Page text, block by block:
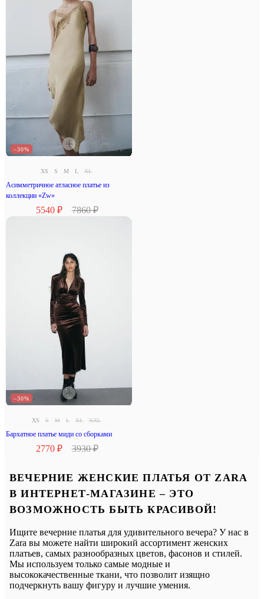
–30%
XS S M L XL
Асимметричное атласное платье из
коллекции «Zw»
5540 ₽ 7860 ₽
–30%
XS S M L XL XXL
Бархатное платье миди со сборками
2770 ₽ 3930 ₽
ВЕЧЕРНИЕ ЖЕНСКИЕ ПЛАТЬЯ ОТ ZARA
В ИНТЕРНЕТ-МАГАЗИНЕ – ЭТО
ВОЗМОЖНОСТЬ БЫТЬ КРАСИВОЙ!
Ищите вечерние платья для удивительного вечера? У нас в
Zara вы можете найти широкий ассортимент женских
платьев, самых разнообразных цветов, фасонов и стилей.
Мы используем только самые модные и
высококачественные ткани, что позволит изящно
подчеркнуть вашу фигуру и лучшие умения.